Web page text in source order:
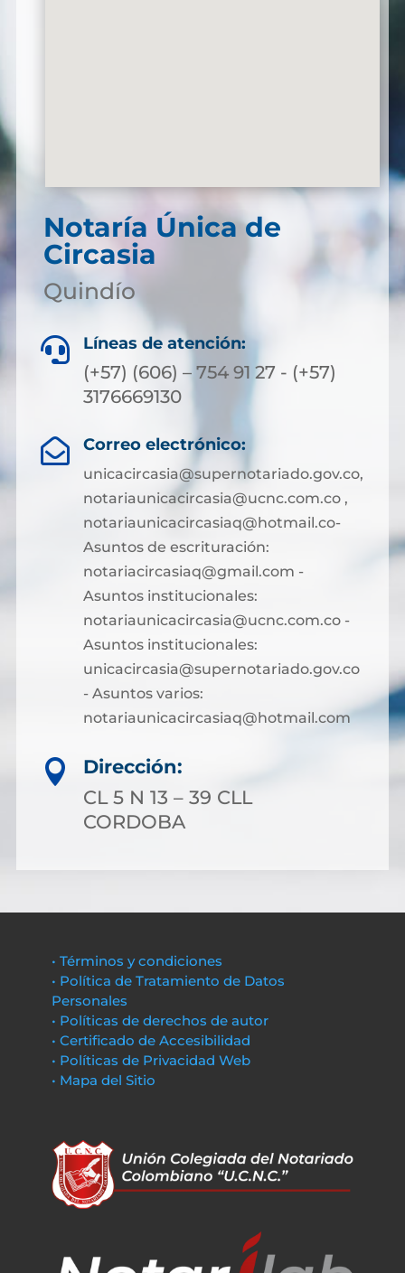
Notaría Única de
Circasia
Quindío
 Líneas de atención:
(+57) (606) – 754 91 27 - (+57)
3176669130
 Correo electrónico:
unicacircasia@supernotariado.gov.co,
notariaunicacircasia@ucnc.com.co ,
notariaunicacircasiaq@hotmail.co-
Asuntos de escrituración:
notariacircasiaq@gmail.com -
Asuntos institucionales:
notariaunicacircasia@ucnc.com.co -
Asuntos institucionales:
unicacircasia@supernotariado.gov.co
- Asuntos varios:
notariaunicacircasiaq@hotmail.com

Dirección:
CL 5 N 13 – 39 CLL
CORDOBA
• Términos y condiciones
• Política de Tratamiento de Datos
Personales
• Políticas de derechos de autor
• Certificado de Accesibilidad
• Políticas de Privacidad Web
• Mapa del Sitio